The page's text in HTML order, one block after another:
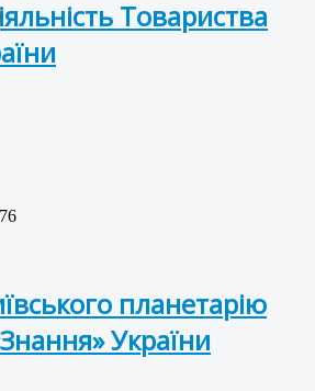
Товариства
планетарію
України